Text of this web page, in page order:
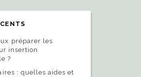
préparer les
insertion
?
: quelles aides et